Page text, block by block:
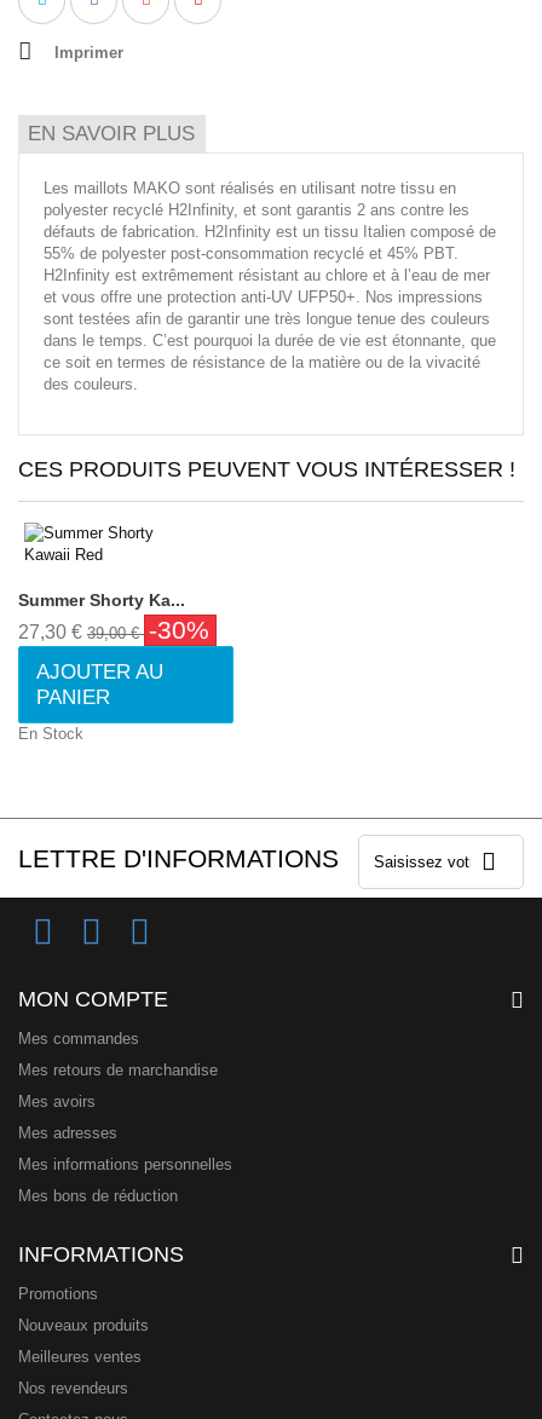
Imprimer
EN SAVOIR PLUS
Les maillots MAKO sont réalisés en utilisant notre tissu en
polyester recyclé H2Infinity, et sont garantis 2 ans contre les
défauts de fabrication. H2Infinity est un tissu Italien composé de
55% de polyester post-consommation recyclé et 45% PBT.
H2Infinity est extrêmement résistant au chlore et à l’eau de mer
et vous offre une protection anti-UV UFP50+. Nos impressions
sont testées afin de garantir une très longue tenue des couleurs
dans le temps. C’est pourquoi la durée de vie est étonnante, que
ce soit en termes de résistance de la matière ou de la vivacité
des couleurs.
CES PRODUITS PEUVENT VOUS INTÉRESSER !
Summer Shorty Ka...
27,30 € 39,00 € -30%
AJOUTER AU
PANIER
En Stock
LETTRE D'INFORMATIONS
MON COMPTE
Mes commandes
Mes retours de marchandise
Mes avoirs
Mes adresses
Mes informations personnelles
Mes bons de réduction
INFORMATIONS
Promotions
Nouveaux produits
Meilleures ventes
Nos revendeurs